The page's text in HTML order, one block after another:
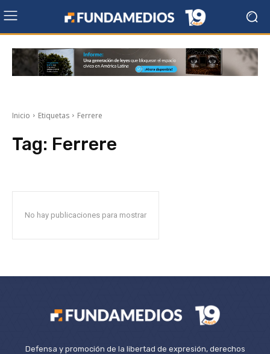
Inicio Etiquetas Ferrere
Tag: Ferrere
No hay publicaciones para mostrar
Defensa y promoción de la libertad de expresión, derechos